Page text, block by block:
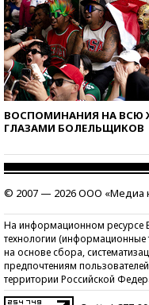
ВОСПОМИНАНИЯ НА ВСЮ
ГЛАЗАМИ БОЛЕЛЬЩИКОВ
© 2007 — 2026 ООО «Медиа
На информационном ресурсе
технологии (информационные
на основе сбора,
предпочтениям
территории Российской